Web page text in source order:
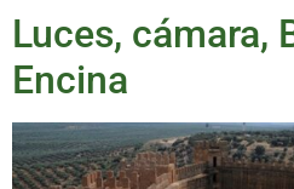
Luces, cámara,
Encina